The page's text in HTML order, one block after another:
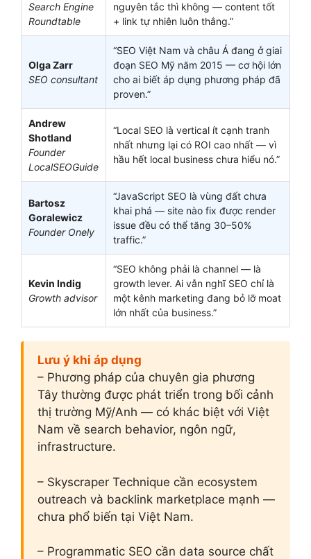
Search Engine
Roundtable
nguyên tắc thì không — content tốt
+ link tự nhiên luôn thắng.”
Olga Zarr
SEO consultant
“SEO Việt Nam và châu Á đang ở giai
đoạn SEO Mỹ năm 2015 — cơ hội lớn
cho ai biết áp dụng phương pháp đã
proven.”
Andrew
Shotland
Founder
LocalSEOGuide
“Local SEO là vertical ít cạnh tranh
nhất nhưng lại có ROI cao nhất — vì
hầu hết local business chưa hiểu nó.”
Bartosz
Goralewicz
Founder Onely
“JavaScript SEO là vùng đất chưa
khai phá — site nào fix được render
issue đều có thể tăng 30–50%
traffic.”
Kevin Indig
Growth advisor
“SEO không phải là channel — là
growth lever. Ai vẫn nghĩ SEO chỉ là
một kênh marketing đang bỏ lỡ moat
lớn nhất của business.”
Lưu ý khi áp dụng
– Phương pháp của chuyên gia phương
Tây thường được phát triển trong bối cảnh
thị trường Mỹ/Anh — có khác biệt với Việt
Nam về search behavior, ngôn ngữ,
infrastructure.
– Skyscraper Technique cần ecosystem
outreach và backlink marketplace mạnh —
chưa phổ biến tại Việt Nam.
– Programmatic SEO cần data source chất